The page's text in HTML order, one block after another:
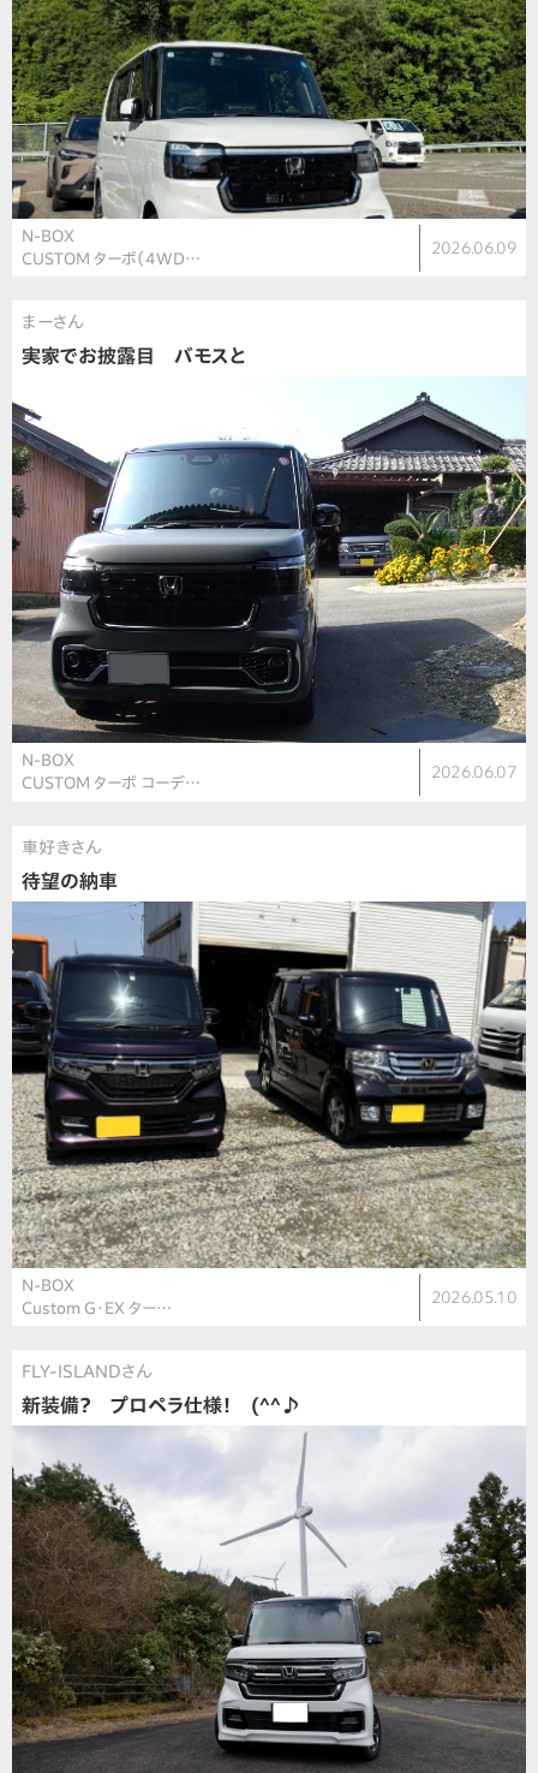
N-BOX
CUSTOM ターボ（4WD…
2026.06.09
まーさん
実家でお披露目 バモスと
N-BOX
CUSTOM ターボ コーデ…
2026.06.07
車好きさん
待望の納車
N-BOX
Custom G・EX ター…
2026.05.10
FLY-ISLANDさん
新装備？ プロペラ仕様！ (^^♪